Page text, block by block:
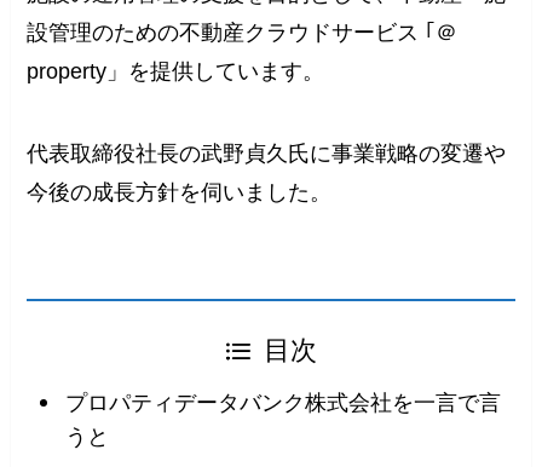
設管理のための不動産クラウドサービス ｢＠
property」を提供しています。
代表取締役社長の武野貞久氏に事業戦略の変遷や
今後の成長方針を伺いました。
目次
プロパティデータバンク株式会社を一言で言
うと